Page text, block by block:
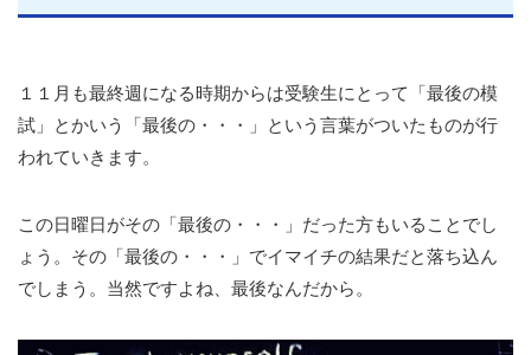
１１月も最終週になる時期からは受験生にとって「最後の模
試」とかいう「最後の・・・」という言葉がついたものが行
われていきます。
この日曜日がその「最後の・・・」だった方もいることでし
ょう。その「最後の・・・」でイマイチの結果だと落ち込ん
でしまう。当然ですよね、最後なんだから。